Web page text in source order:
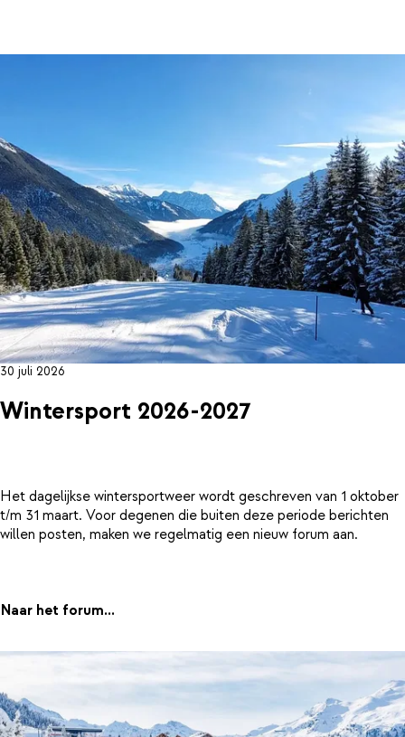
30 juli 2026
Wintersport 2026-2027
Het dagelijkse wintersportweer wordt geschreven van 1 oktober
t/m 31 maart. Voor degenen die buiten deze periode berichten
willen posten, maken we regelmatig een nieuw forum aan.
Naar het forum...